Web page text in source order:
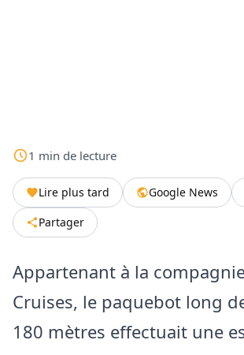
1 min de lecture
Lire plus tard Google News
Partager
Appartenant à la
Cruises, le paquebot long
180 mètres effectuait une